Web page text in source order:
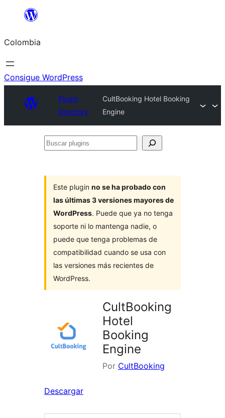
Saltar
contenido
Colombia
Consigue WordPress
Plugin
Directory
CultBooking Hotel Booking
Engine
Buscar
Este plugin no se ha probado con
las últimas 3 versiones mayores de
WordPress. Puede que ya no tenga
soporte ni lo mantenga nadie, o
puede que tenga problemas de
compatibilidad cuando se usa con
las versiones más recientes de
WordPress.
CultBooking
Hotel
Booking
Engine
Por CultBooking
Descargar